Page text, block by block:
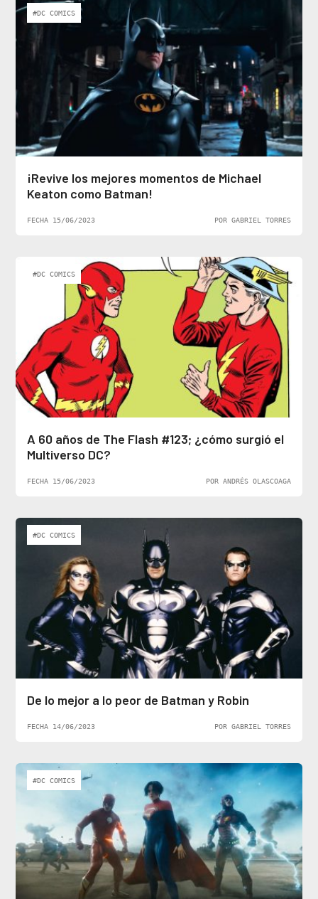
#DC COMICS
¡Revive los mejores momentos de Michael
Keaton como Batman!
FECHA 15/06/2023 POR GABRIEL TORRES
#DC COMICS
A 60 años de The Flash #123; ¿cómo surgió el
Multiverso DC?
FECHA 15/06/2023 POR ANDRÉS OLASCOAGA
#DC COMICS
De lo mejor a lo peor de Batman y Robin
FECHA 14/06/2023 POR GABRIEL TORRES
#DC COMICS